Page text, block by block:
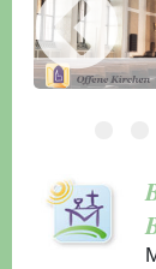
Slider Icon
Bild